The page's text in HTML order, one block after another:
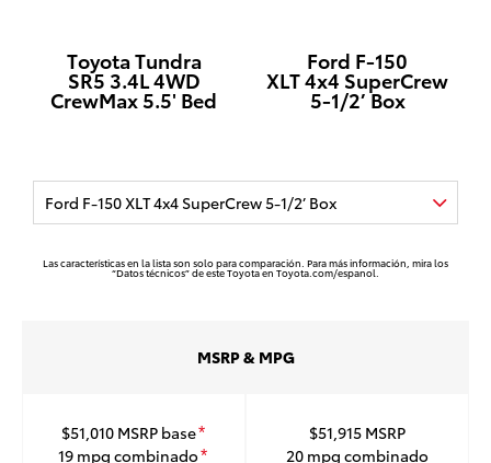
ToyotaTundra
SR5 3.4L 4WD
CrewMax 5.5' Bed
Ford F-150 XLT 4x4 SuperCrew 5-1/2’ Box
Las características en la lista son solo para comparación. Para más información, mira los
“Datos técnicos” de este Toyota en Toyota.com/espanol.
Ford F-150
XLT 4x4 SuperCrew
5-1/2’ Box
$51,010 MSRP base*
19 mpg combinado*
MSRP & MPG
$51,915 MSRP
20 mpg combinado